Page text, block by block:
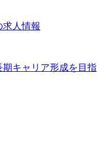
人情報
期キャリア形成を目指